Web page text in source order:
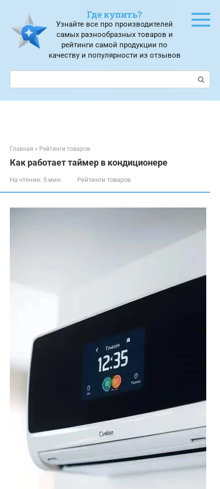
контенту
Где купить?
Узнайте все про производителей
самых разнообразных товаров и
рейтинги самой продукции по
качеству и популярности из отзывов
Поиск:
Главная » Рейтинги товаров
Как работает таймер в кондиционере
На чтение: 5 мин Рейтинги товаров